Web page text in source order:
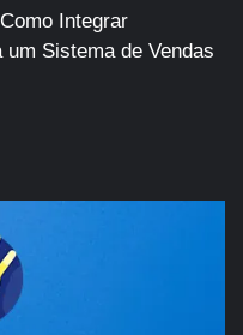
Integrar
Sistema de Vendas